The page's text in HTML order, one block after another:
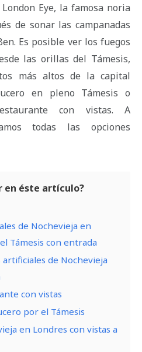
Eye, la famosa noria
de sonar las campanadas
Es posible ver los fuegos
las orillas del Támesis,
más altos de la capital
en pleno Támesis o
con vistas. A
todas las opciones
en éste artículo?
de Nochevieja en
Támesis con entrada
de Nochevieja
con vistas
por el Támesis
en Londres con vistas a